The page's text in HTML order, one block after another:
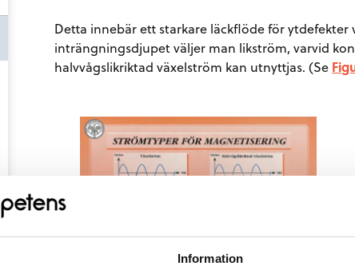
Information
Detta innebär ett starkare läckflöde för
inträngningsdjupet väljer man likström, varvid
halvvågslikriktad växelström kan utnyttjas. (Se